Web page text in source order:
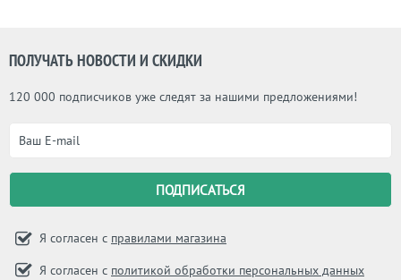
ПОЛУЧАТЬ НОВОСТИ И СКИДКИ
120 000 подписчиков уже следят за нашими предложениями!
Я согласен с правилами магазина
Я согласен с политикой обработки персональных данных